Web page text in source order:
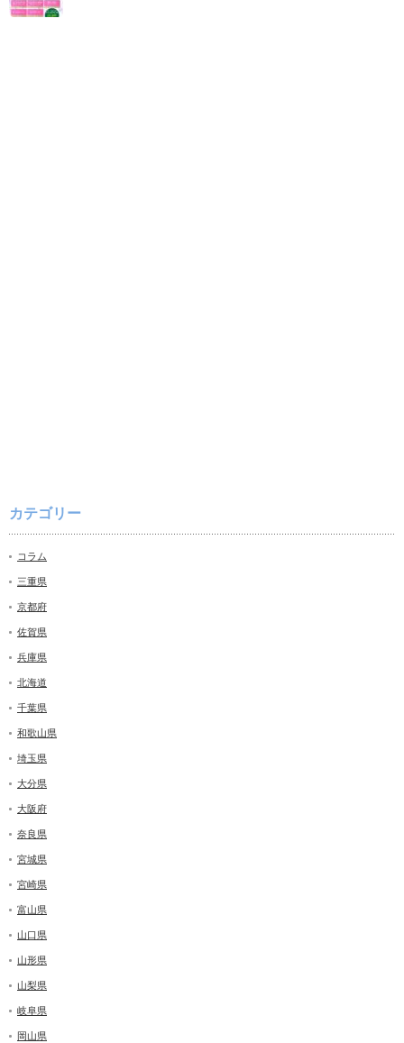
カテゴリー
コラム
三重県
京都府
佐賀県
兵庫県
北海道
千葉県
和歌山県
埼玉県
大分県
大阪府
奈良県
宮城県
宮崎県
富山県
山口県
山形県
山梨県
岐阜県
岡山県